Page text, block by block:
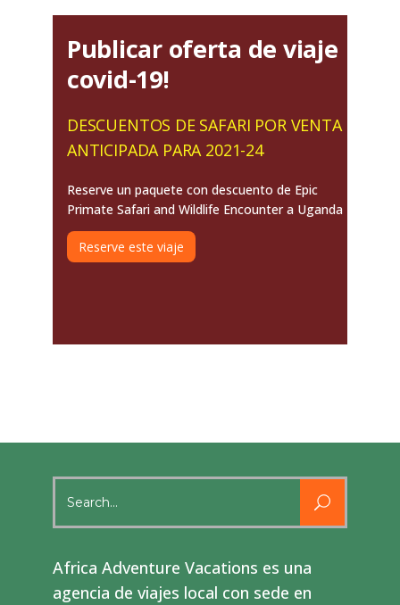
Publicar oferta de viaje
covid-19!
DESCUENTOS DE SAFARI POR VENTA
ANTICIPADA PARA 2021-24
Reserve un paquete con descuento de Epic
Primate Safari and Wildlife Encounter a Uganda
Reserve este viaje
for:
Africa Adventure Vacations es una
agencia de viajes local con sede en